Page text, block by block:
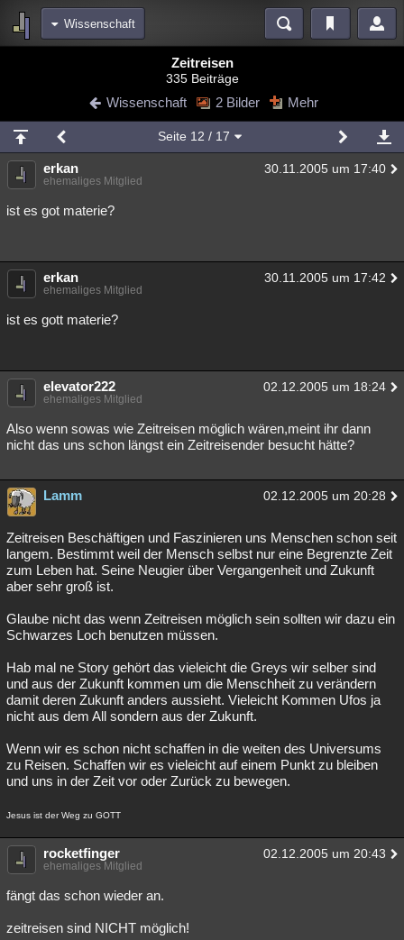
Wissenschaft
Blogs Videos
Chat Wiki Neuigkeiten
meine Rubriken
Menschen Mystery Kriminalfälle
Spiritualität Verschwörungen
weitere Rubriken
Philosophie Träume
Musik Clash Verbesserungen Allmystery English
Übersichten
Besucht Teilgenommen Alle Neue Geschlossen
Zeitreisen
335 Beiträge
Wissenschaft 2 Bilder Mehr
Seite 12 / 17
erkan 30.11.2005 um 17:40
ehemaliges Mitglied
ist es got materie?
erkan 30.11.2005 um 17:42
ehemaliges Mitglied
ist es gott materie?
elevator222 02.12.2005 um 18:24
ehemaliges Mitglied
Also wenn sowas wie Zeitreisen möglich wären,meint ihr dann
nicht das uns schon längst ein Zeitreisender besucht hätte?
Lamm 02.12.2005 um 20:28
Zeitreisen Beschäftigen und Faszinieren uns Menschen schon seit
langem. Bestimmt weil der Mensch selbst nur eine Begrenzte Zeit
zum Leben hat. Seine Neugier über Vergangenheit und Zukunft
aber sehr groß ist.
Glaube nicht das wenn Zeitreisen möglich sein sollten wir dazu ein
Schwarzes Loch benutzen müssen.
Hab mal ne Story gehört das vieleicht die Greys wir selber sind
und aus der Zukunft kommen um die Menschheit zu verändern
damit deren Zukunft anders aussieht. Vieleicht Kommen Ufos ja
nicht aus dem All sondern aus der Zukunft.
Wenn wir es schon nicht schaffen in die weiten des Universums
zu Reisen. Schaffen wir es vieleicht auf einem Punkt zu bleiben
und uns in der Zeit vor oder Zurück zu bewegen.
Jesus ist der Weg zu GOTT
rocketfinger 02.12.2005 um 20:43
ehemaliges Mitglied
fängt das schon wieder an.
zeitreisen sind NICHT möglich!